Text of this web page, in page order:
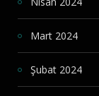
Mart 2024
Şubat 2024